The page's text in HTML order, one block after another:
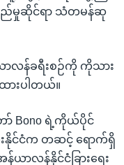
ကြည်မှုဆိုင်ရာ သံတမန်ဆု
ာလန်ခရီးစဉ်ကို ကိုသား
ားပါတယ်။
ာ် Bono ရဲ့ကိုယ်ပိုင်
နိုင်ငံက တဆင့် ရောက်ရှိ
ာလန်နိုင်ငံခြားရေး